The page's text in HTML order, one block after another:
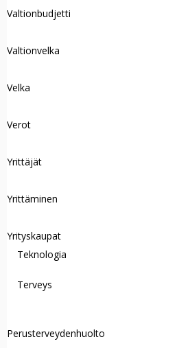
Valtionbudjetti
Valtionvelka
Velka
Verot
Yrittäjät
Yrittäminen
Yrityskaupat
Teknologia
Terveys
Perusterveydenhuolto